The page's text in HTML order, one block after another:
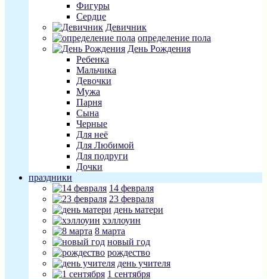
Фигуры
Сердце
Девичник
определение пола
День Рождения
Ребенка
Мальчика
Девочки
Мужа
Парня
Сына
Черные
Для неё
Для Любимой
Для подруги
Дочки
праздники
14 февраля
23 февраля
день матери
хэллоуин
8 марта
новый год
рождество
день учителя
1 сентября